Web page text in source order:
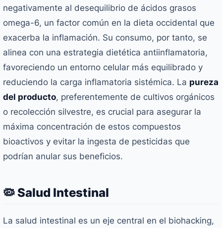
negativamente al desequilibrio de ácidos grasos
omega-6, un factor común en la dieta occidental que
exacerba la inflamación. Su consumo, por tanto, se
alinea con una estrategia dietética antiinflamatoria,
favoreciendo un entorno celular más equilibrado y
reduciendo la carga inflamatoria sistémica. La pureza
del producto, preferentemente de cultivos orgánicos
o recolección silvestre, es crucial para asegurar la
máxima concentración de estos compuestos
bioactivos y evitar la ingesta de pesticidas que
podrían anular sus beneficios.
🦠 Salud Intestinal
La salud intestinal es un eje central en el biohacking,